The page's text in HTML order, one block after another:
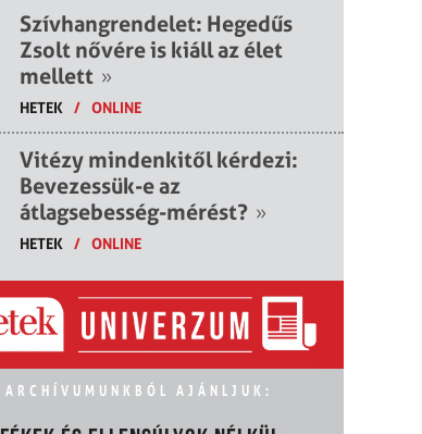
Szívhangrendelet: Hegedűs
Zsolt nővére is kiáll az élet
mellett »
HETEK / ONLINE
Vitézy mindenkitől kérdezi:
Bevezessük-e az
átlagsebesség-mérést? »
HETEK / ONLINE
ARCHÍVUMUNKBÓL AJÁNLJUK: